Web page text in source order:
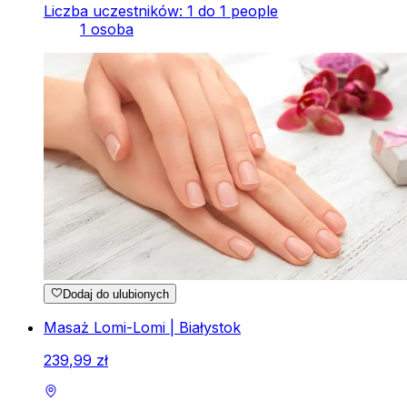
Liczba uczestników: 1 do 1 people
1 osoba
Dodaj do ulubionych
Masaż Lomi-Lomi | Białystok
239,99 zł